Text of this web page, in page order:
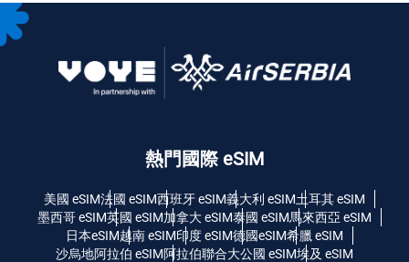
熱門國際 eSIM
美國 eSIM法國 eSIM西班牙 eSIM義大利 eSIM土耳其 eSIM
墨西哥 eSIM英國 eSIM加拿大 eSIM泰國 eSIM馬來西亞 eSIM
日本eSIM越南 eSIM印度 eSIM德國eSIM希臘 eSIM
沙烏地阿拉伯 eSIM阿拉伯聯合大公國 eSIM埃及 eSIM